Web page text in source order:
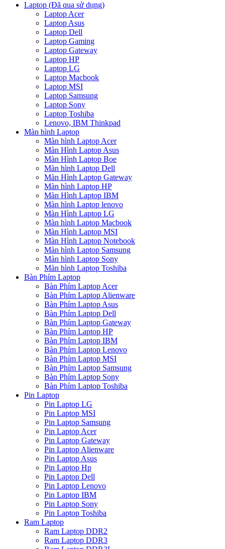
Laptop (Đã qua sử dụng)
Laptop Acer
Laptop Asus
Laptop Dell
Laptop Gaming
Laptop Gateway
Laptop HP
Laptop LG
Laptop Macbook
Laptop MSI
Laptop Samsung
Laptop Sony
Laptop Toshiba
Lenovo, IBM Thinkpad
Màn hình Laptop
Màn hình Laptop Acer
Màn Hình Laptop Asus
Màn Hình Laptop Boe
Màn hình Laptop Dell
Màn Hình Laptop Gateway
Màn hình Laptop HP
Màn Hình Laptop IBM
Màn hình Laptop lenovo
Màn Hình Laptop LG
Màn hình Laptop Macbook
Màn Hình Laptop MSI
Màn Hình Laptop Notebook
Màn hình Laptop Samsung
Màn hình Laptop Sony
Màn hình Laptop Toshiba
Bàn Phím Laptop
Bàn Phím Laptop Acer
Bàn Phím Laptop Alienware
Bàn Phím Laptop Asus
Bàn Phím Laptop Dell
Bàn Phím Laptop Gateway
Bàn Phím Laptop HP
Bàn Phím Laptop IBM
Bàn Phím Laptop Lenovo
Bàn Phím Laptop MSI
Bàn Phím Laptop Samsung
Bàn Phím Laptop Sony
Bàn Phím Laptop Toshiba
Pin Laptop
Pin Laptop LG
Pin Laptop MSI
Pin Laptop Samsung
Pin Laptop Acer
Pin Laptop Gateway
Pin Laptop Alienware
Pin Laptop Asus
Pin Laptop Hp
Pin Laptop Dell
Pin Laptop Lenovo
Pin Laptop IBM
Pin Laptop Sony
Pin Laptop Toshiba
Ram Laptop
Ram Laptop DDR2
Ram Laptop DDR3